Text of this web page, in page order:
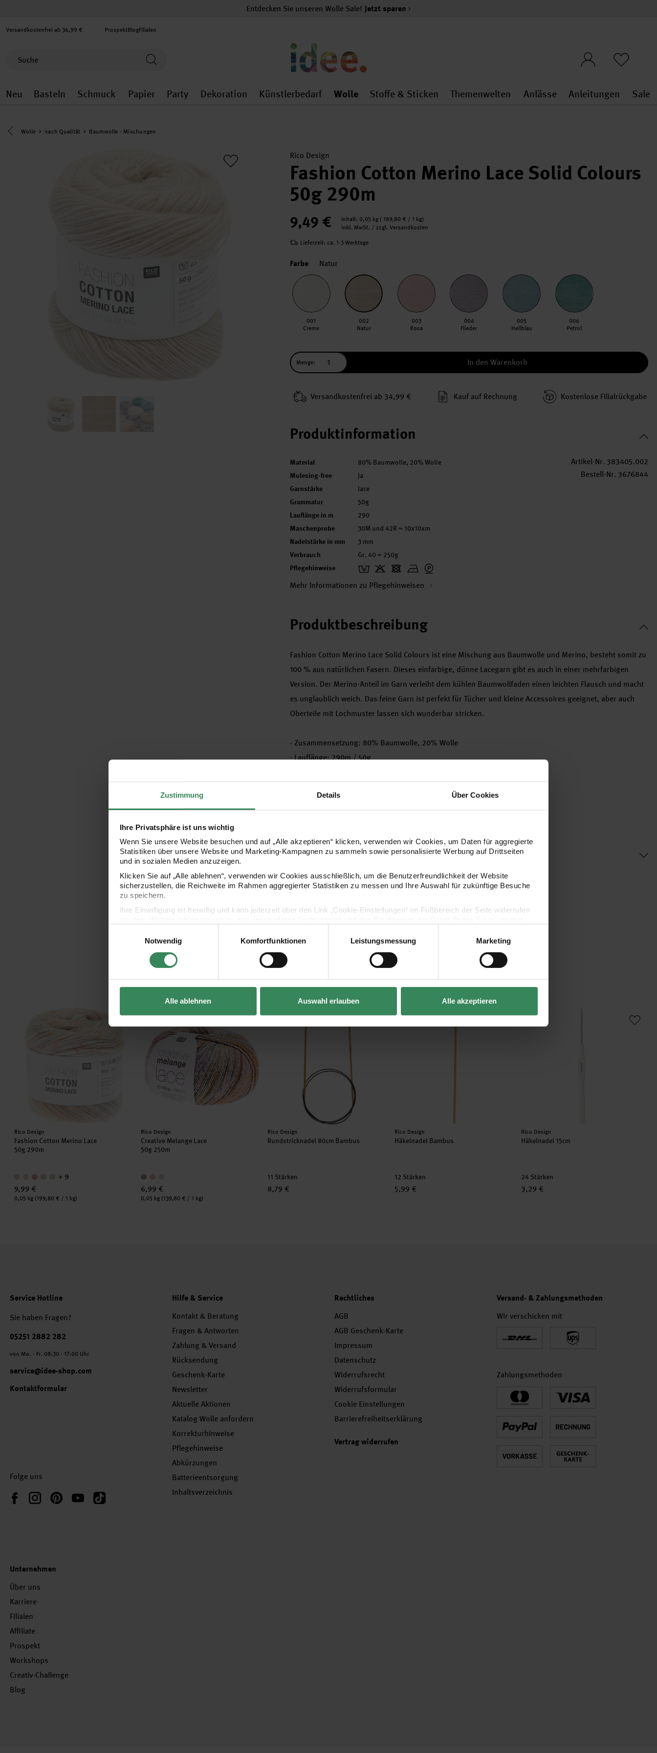
Zustimmung Details Über Cookies
Ihre Privatsphäre ist uns wichtig
Wenn Sie unsere Website besuchen und auf „Alle akzeptieren“ klicken, verwenden wir Cookies, um Daten für aggregierte
Statistiken über unsere Website und Marketing-Kampagnen zu sammeln sowie personalisierte Werbung auf Drittseiten
und in sozialen Medien anzuzeigen.
Klicken Sie auf „Alle ablehnen“, verwenden wir Cookies ausschließlich, um die Benutzerfreundlichkeit der Website
sicherzustellen, die Reichweite im Rahmen aggregierter Statistiken zu messen und Ihre Auswahl für zukünftige Besuche
zu speichern.
Ihre Einwilligung ist freiwillig und kann jederzeit über den Link „Cookie-Einstellungen“ im Fußbereich der Seite widerrufen
Impressum
Datenschutz Vertrag widerrufen
Notwendig
Komfortfunktionen Leistungsmessung Marketing
Alle ablehnen Auswahl erlauben Alle akzeptieren
Entdecken Sie unseren Wolle Sale! Jetzt sparen
Versandkostenfrei ab 34,99 € ProspektBlogFilialen
Neu
Neu general.openMenu
Basteln
Basteln general.openMenu
Schmuck
Schmuck general.openMenu
Papier
Papier general.openMenu
Party
Party general.openMenu
Dekoration
Dekoration general.openMenu
Künstlerbedarf
Künstlerbedarf general.openMenu
Wolle
Wolle general.openMenu
Stoffe & Sticken
Stoffe & Sticken general.openMenu
Themenwelten
Themenwelten
Anlässe
Anlässe
Anleitungen Sale
Eine Kategorie zurück navigieren
Wolle nach Qualität Baumwolle - Mischungen
Rico Design
Fashion Cotton Merino Lace Solid Colours
50g 290m
9,49 € Inhalt: 0,05 kg ( 189,80 € / 1 kg)
inkl. MwSt. / zzgl. Versandkosten
Lieferzeit: ca. 1-3 Werktage
Farbe Natur
001
Creme
002
Natur
003
Rosa
004
Flieder
005
Hellblau
006
Petrol
Menge: In den Warenkorb
Versand­kosten­frei ab 34,99 € Kauf auf Rechnung Kosten­lose Filial­rückgabe
Produktinformation
Material 80% Baumwolle, 20% Wolle
Mulesing-free Ja
Garnstärke lace
Grammatur 50g
Lauflänge in m 290
Maschenprobe 30M und 42R = 10x10xm
Nadelstärke in mm 3 mm
Verbrauch Gr. 40 = 250g
Pflegehinweise
Mehr Informationen zu Pflegehinweisen
Artikel-Nr. 383405.002
Bestell-Nr. 3676844
Produktbeschreibung
Fashion Cotton Merino Lace Solid Colours ist eine Mischung aus Baumwolle und Merino, besteht somit zu
100 % aus natürlichen Fasern. Dieses einfarbige, dünne Lacegarn gibt es auch in einer mehrfarbigen
Version. Der Merino-Anteil im Garn verleiht dem kühlen Baumwollfaden einen leichten Flausch und macht
es unglaublich weich. Das feine Garn ist perfekt für Tücher und kleine Accessoires geeignet, aber auch
Oberteile mit Lochmuster lassen sich wunderbar stricken.
- Zusammensetzung: 80% Baumwolle, 20% Wolle
- Lauflänge: 290m / 50g
Hersteller
Kaufempfehlung
Hersteller:
Rico Design
Fashion Cotton Merino Lace
50g 290m
+ 9
9,99 €
Inhalt:
0,05 kg (199,80 € / 1 kg)
Hersteller:
Rico Design
Creative Melange Lace
50g 250m
6,99 €
Inhalt:
0,05 kg (139,80 € / 1 kg)
Hersteller:
Rico Design
Rundstricknadel 80cm Bambus
11 Stärken
8,79 €
Hersteller:
Rico Design
Häkelnadel Bambus
12 Stärken
5,99 €
Hersteller:
Rico Design
Häkelnadel 15cm
24 Stärken
3,29 €
Service Hotline
Sie haben Fragen?
Telefonnummer
05251 2882 282
von Mo. - Fr. 08:30 - 17:00 Uhr
service@idee-shop.com
Kontaktformular
Folge uns
FacebookInstagramPinterestYouTubeTikTok
Hilfe & Service
Kontakt & Beratung
Fragen & Antworten
Zahlung & Versand
Rücksendung
Geschenk-Karte
Newsletter
Aktuelle Aktionen
Katalog Wolle anfordern
Korrekturhinweise
Pflegehinweise
Abkürzungen
Batterieentsorgung
Inhaltsverzeichnis
Rechtliches
AGB
AGB Geschenk-Karte
Impressum
Datenschutz
Widerrufsrecht
Widerrufsformular
Cookie Einstellungen
Barrierefreiheitserklärung
Vertrag widerrufen
Versand- & Zahlungsmethoden
Wir verschicken mit
Zahlungsmethoden
Unternehmen
Über uns
Karriere
Filialen
Affiliate
Prospekt
Workshops
Creativ-Challenge
Blog